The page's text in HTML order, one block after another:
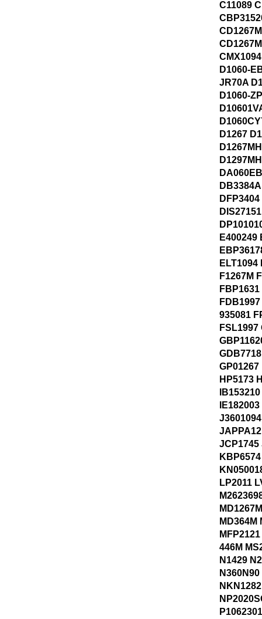
C11089
D1060-
JR70A
D1060-
D1267
E400249
ELT1094
F1267M
935081
FSL1997
HP5173
JCP1745
LP2011
MD364M
446M
N1429